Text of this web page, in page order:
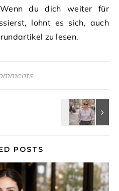
du dich weiter für
lohnt es sich, auch
zu lesen.
POSTS